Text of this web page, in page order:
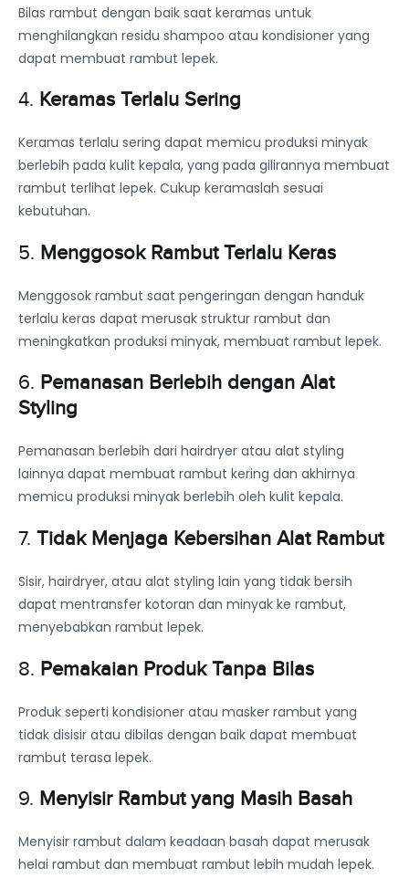
Bilas rambut dengan baik saat keramas untuk
menghilangkan residu shampoo atau kondisioner yang
dapat membuat rambut lepek.
4. Keramas Terlalu Sering
Keramas terlalu sering dapat memicu produksi minyak
berlebih pada kulit kepala, yang pada gilirannya membuat
rambut terlihat lepek. Cukup keramaslah sesuai
kebutuhan.
5. Menggosok Rambut Terlalu Keras
Menggosok rambut saat pengeringan dengan handuk
terlalu keras dapat merusak struktur rambut dan
meningkatkan produksi minyak, membuat rambut lepek.
6. Pemanasan Berlebih dengan Alat
Styling
Pemanasan berlebih dari hairdryer atau alat styling
lainnya dapat membuat rambut kering dan akhirnya
memicu produksi minyak berlebih oleh kulit kepala.
7. Tidak Menjaga Kebersihan Alat Rambut
Sisir, hairdryer, atau alat styling lain yang tidak bersih
dapat mentransfer kotoran dan minyak ke rambut,
menyebabkan rambut lepek.
8. Pemakaian Produk Tanpa Bilas
Produk seperti kondisioner atau masker rambut yang
tidak disisir atau dibilas dengan baik dapat membuat
rambut terasa lepek.
9. Menyisir Rambut yang Masih Basah
Menyisir rambut dalam keadaan basah dapat merusak
helai rambut dan membuat rambut lebih mudah lepek.